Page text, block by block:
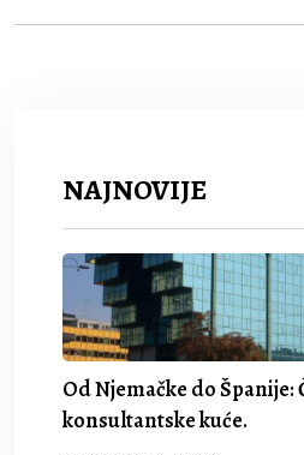
NAJNOVIJE
Od Njemačke do
konsultantske kuće.